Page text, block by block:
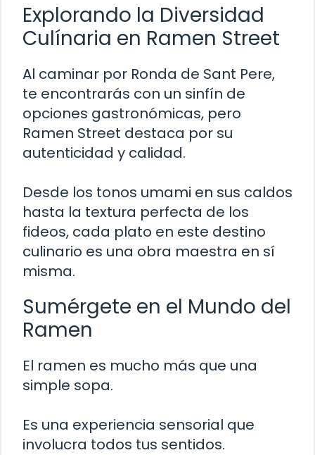
Explorando la Diversidad
Culínaria en Ramen Street
Al caminar por Ronda de Sant Pere,
te encontrarás con un sinfín de
opciones gastronómicas, pero
Ramen Street destaca por su
autenticidad y calidad.
Desde los tonos umami en sus caldos
hasta la textura perfecta de los
fideos, cada plato en este destino
culinario es una obra maestra en sí
misma.
Sumérgete en el Mundo del
Ramen
El ramen es mucho más que una
simple sopa.
Es una experiencia sensorial que
involucra todos tus sentidos.